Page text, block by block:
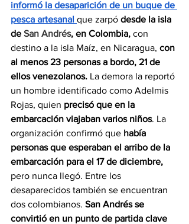
informó la desaparición de un buque de
pesca artesanal que zarpó desde la isla
de San Andrés, en Colombia, con
destino a la isla Maíz, en Nicaragua, con
al menos 23 personas a bordo, 21 de
ellos venezolanos. La demora la reportó
un hombre identificado como Adelmis
Rojas, quien precisó que en la
embarcación viajaban varios niños. La
organización confirmó que había
personas que esperaban el arribo de la
embarcación para el 17 de diciembre,
pero nunca llegó. Entre los
desaparecidos también se encuentran
dos colombianos. San Andrés se
convirtió en un punto de partida clave